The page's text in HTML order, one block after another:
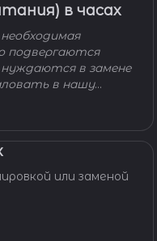
в часах
подвергаются
нуждаются в замене
в нашу
замену
качественно и по
или заменой